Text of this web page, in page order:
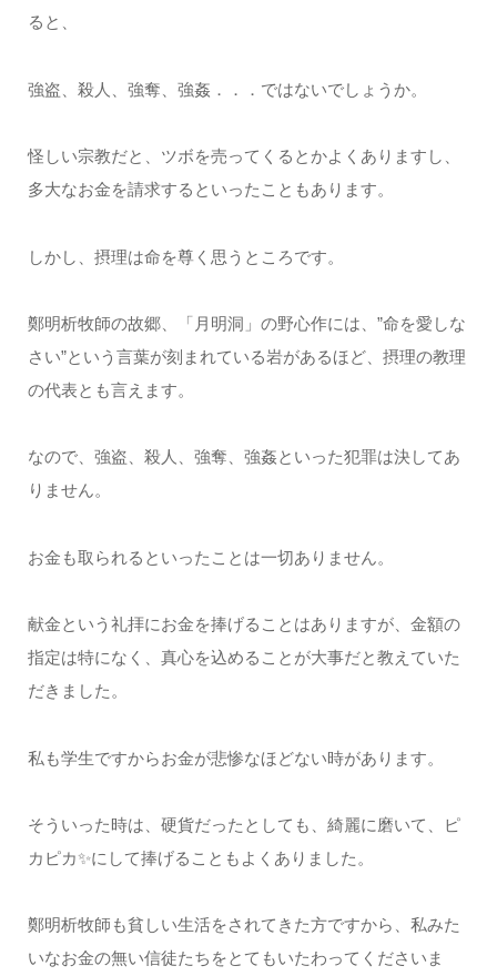
ると、
強盗、殺人、強奪、強姦．．．ではないでしょうか。
怪しい宗教だと、ツボを売ってくるとかよくありますし、
多大なお金を請求するといったこともあります。
しかし、摂理は命を尊く思うところです。
鄭明析牧師の故郷、「月明洞」の野心作には、”命を愛しな
さい”という言葉が刻まれている岩があるほど、摂理の教理
の代表とも言えます。
なので、強盗、殺人、強奪、強姦といった犯罪は決してあ
りません。
お金も取られるといったことは一切ありません。
献金という礼拝にお金を捧げることはありますが、金額の
指定は特になく、真心を込めることが大事だと教えていた
だきました。
私も学生ですからお金が悲惨なほどない時があります。
そういった時は、硬貨だったとしても、綺麗に磨いて、ピ
カピカ✨にして捧げることもよくありました。
鄭明析牧師も貧しい生活をされてきた方ですから、私みた
いなお金の無い信徒たちをとてもいたわってくださいま